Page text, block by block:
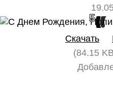
5
Скачать
(84.15